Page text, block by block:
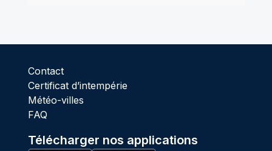
Contact
Certificat d’intempérie
Météo-villes
FAQ
Télécharger nos applications